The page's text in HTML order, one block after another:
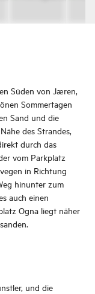
Süden von Jæren,
Sommertagen
Sand und die
des Strandes,
durch das
vom Parkplatz
in Richtung
hinunter zum
auch einen
Ogna liegt näher
und die